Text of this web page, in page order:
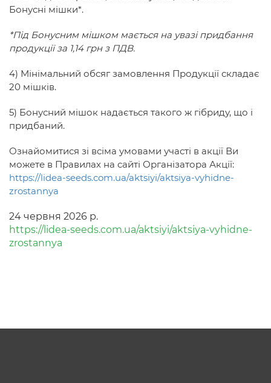
Бонусні мішки*.
*Під Бонусним мішком мається на увазі придбання
продукції за 1,14 грн з ПДВ.
4) Мінімальний обсяг замовлення Продукції складає
20 мішків.
5) Бонусний мішок надається такого ж гібриду, що і
придбаний.
Ознайомитися зі всіма умовами участі в акції Ви
можете в Правилах на сайті Організатора Акції:
https://lidea-seeds.com.ua/aktsiyi/aktsiya-vyhidne-
zrostannya
24 червня 2026 р.
https://lidea-seeds.com.ua/aktsiyi/aktsiya-vyhidne-
zrostannya